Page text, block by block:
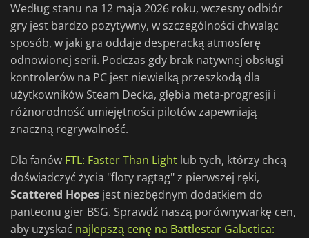
Według stanu na 12 maja 2026 roku, wczesny odbiór
gry jest bardzo pozytywny, w szczególności chwaląc
sposób, w jaki gra oddaje desperacką atmosferę
odnowionej serii. Podczas gdy brak natywnej obsługi
kontrolerów na PC jest niewielką przeszkodą dla
użytkowników Steam Decka, głębia meta-progresji i
różnorodność umiejętności pilotów zapewniają
znaczną regrywalność.
Dla fanów FTL: Faster Than Light lub tych, którzy chcą
doświadczyć życia "floty ragtag" z pierwszej ręki,
Scattered Hopes jest niezbędnym dodatkiem do
panteonu gier BSG. Sprawdź naszą porównywarkę cen,
aby uzyskać najlepszą cenę na Battlestar Galactica: